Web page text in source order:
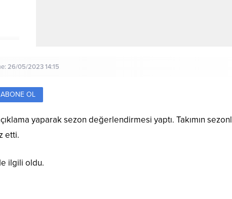
26/05/2023 14:15
ABONE OL
yaparak sezon değerlendirmesi yaptı. Takımın
etti.
ilgili oldu.